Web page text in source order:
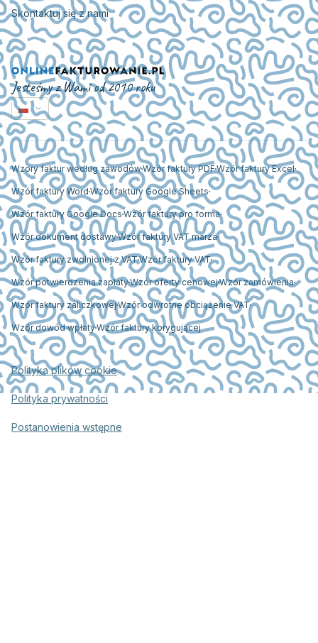
Skontaktuj się z nami
Jesteśmy z Wami od 2010 roku
Wzory faktur według zawodówWzór faktury PDFWzór faktury Excel
Wzór faktury Word Wzór faktury Google Sheets
Wzór faktury Google Docs Wzór faktury pro forma
Wzór dokument dostawyWzór faktury VAT marża
Wzór faktury zwolnionej z VATWzór faktury VAT
Wzór potwierdzenia zapłatyWzór oferty cenowejWzór zamówienia
Wzór faktury zaliczkowejWzór odwrotne obciążenie VAT
Wzór dowód wpłatyWzór faktury korygującej
Polityka plików cookie
Polityka prywatności
Postanowienia wstępne